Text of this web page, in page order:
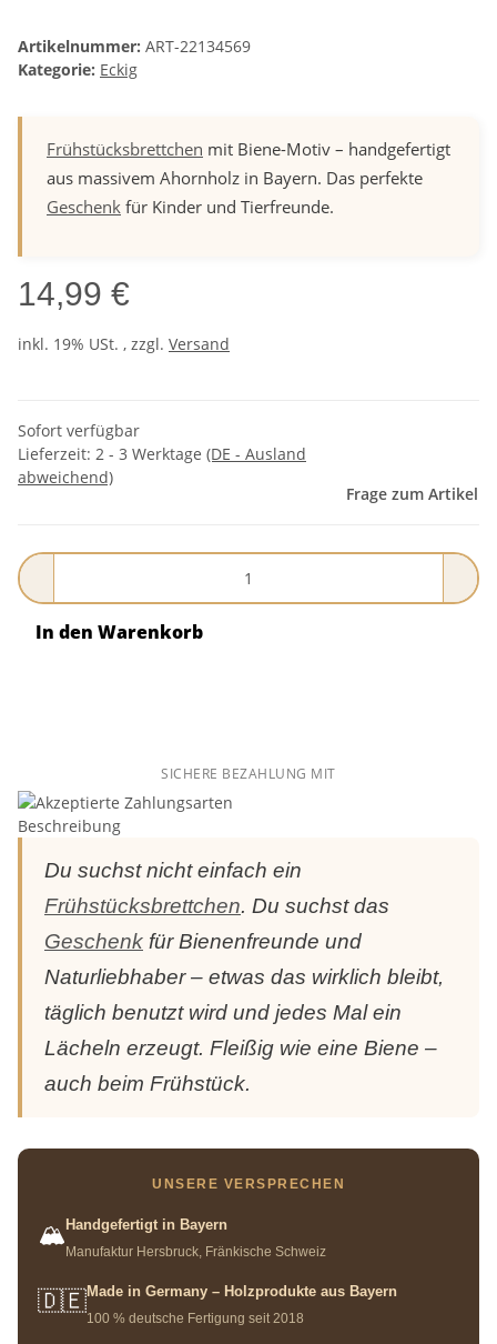
Artikelnummer: ART-22134569
Kategorie: Eckig
Frühstücksbrettchen mit Biene-Motiv – handgefertigt
aus massivem Ahornholz in Bayern. Das perfekte
Geschenk für Kinder und Tierfreunde.
14,99 €
inkl. 19% USt. , zzgl. Versand
Sofort verfügbar
Lieferzeit: 2 - 3 Werktage (DE - Ausland
abweichend)
Frage zum Artikel
In den Warenkorb
SICHERE BEZAHLUNG MIT
Beschreibung
Du suchst nicht einfach ein
Frühstücksbrettchen. Du suchst das
Geschenk für Bienenfreunde und
Naturliebhaber – etwas das wirklich bleibt,
täglich benutzt wird und jedes Mal ein
Lächeln erzeugt. Fleißig wie eine Biene –
auch beim Frühstück.
UNSERE VERSPRECHEN
🏔️ Handgefertigt in Bayern
Manufaktur Hersbruck, Fränkische Schweiz
🇩🇪Made in Germany – Holzprodukte aus Bayern
100 % deutsche Fertigung seit 2018